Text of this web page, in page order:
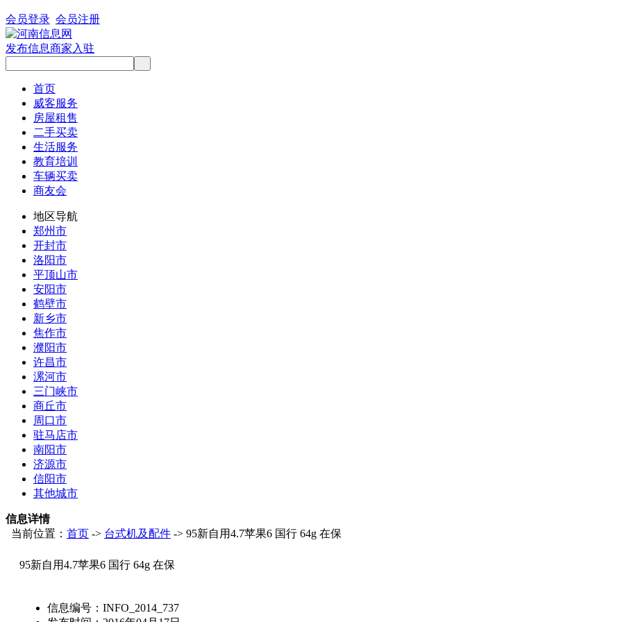
会员登录 会员注册
发布信息商家入驻
首页
威客服务
房屋租售
二手买卖
生活服务
教育培训
车辆买卖
商友会
地区导航
郑州市
开封市
洛阳市
平顶山市
安阳市
鹤壁市
新乡市
焦作市
濮阳市
许昌市
漯河市
三门峡市
商丘市
周口市
驻马店市
南阳市
济源市
信阳市
其他城市
信息详情
当前位置： 首页 -> 台式机及配件 -> 95新自用4.7苹果6 国行 64g 在保
95新自用4.7苹果6 国行 64g 在保
信息编号： INFO_2014_737